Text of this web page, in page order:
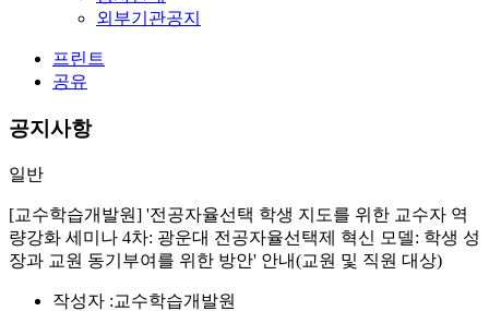
외부기관공지
프린트
공유
공지사항
일반
[교수학습개발원] '전공자율선택 학생 지도를 위한 교수자 역
량강화 세미나 4차: 광운대 전공자율선택제 혁신 모델: 학생 성
장과 교원 동기부여를 위한 방안' 안내(교원 및 직원 대상)
작성자 :교수학습개발원